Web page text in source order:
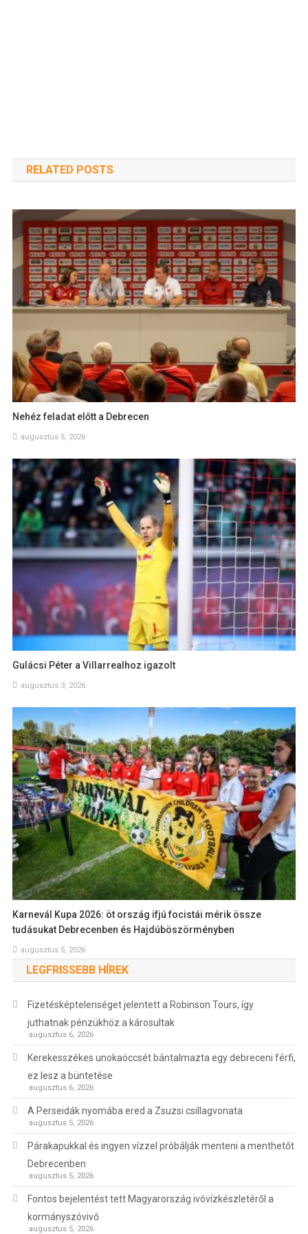
RELATED POSTS
Nehéz feladat előtt a Debrecen
augusztus 5, 2026
Gulácsi Péter a Villarrealhoz igazolt
augusztus 3, 2026
Karnevál Kupa 2026: öt ország ifjú focistái mérik össze
tudásukat Debrecenben és Hajdúböszörményben
augusztus 5, 2026
LEGFRISSEBB HÍREK
Fizetésképtelenséget jelentett a Robinson Tours, így
juthatnak pénzükhöz a károsultak
augusztus 6, 2026
Kerekesszékes unokaöccsét bántalmazta egy debreceni férfi,
ez lesz a büntetése
augusztus 6, 2026
A Perseidák nyomába ered a Zsuzsi csillagvonata
augusztus 5, 2026
Párakapukkal és ingyen vízzel próbálják menteni a menthetőt
Debrecenben
augusztus 5, 2026
Fontos bejelentést tett Magyarország ivóvízkészletéről a
kormányszóvivő
augusztus 5, 2026